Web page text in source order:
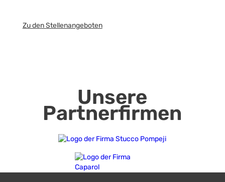
Zu den Stellenangeboten
Unsere
Partnerfirmen